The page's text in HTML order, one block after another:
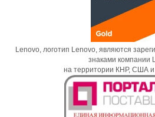
Lenovo, логотип Lenovo, являются
знаками компании
на территории КНР, США и